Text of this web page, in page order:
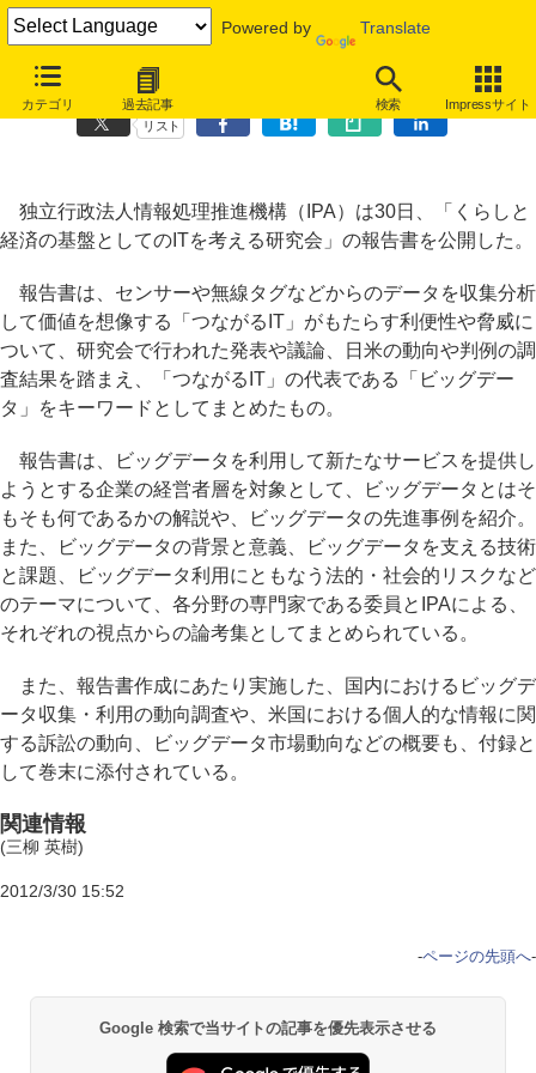
Powered by Translate
カテゴリ 過去記事 検索 Impressサイト
IPA、ビッグデータ利用を検討する経営者向けの報告書を公開
リスト
独立行政法人情報処理推進機構（IPA）は30日、「くらしと
経済の基盤としてのITを考える研究会」の報告書を公開した。
報告書は、センサーや無線タグなどからのデータを収集分析
して価値を想像する「つながるIT」がもたらす利便性や脅威に
ついて、研究会で行われた発表や議論、日米の動向や判例の調
査結果を踏まえ、「つながるIT」の代表である「ビッグデー
タ」をキーワードとしてまとめたもの。
報告書は、ビッグデータを利用して新たなサービスを提供し
ようとする企業の経営者層を対象として、ビッグデータとはそ
もそも何であるかの解説や、ビッグデータの先進事例を紹介。
また、ビッグデータの背景と意義、ビッグデータを支える技術
と課題、ビッグデータ利用にともなう法的・社会的リスクなど
のテーマについて、各分野の専門家である委員とIPAによる、
それぞれの視点からの論考集としてまとめられている。
また、報告書作成にあたり実施した、国内におけるビッグデ
ータ収集・利用の動向調査や、米国における個人的な情報に関
する訴訟の動向、ビッグデータ市場動向などの概要も、付録と
して巻末に添付されている。
関連情報
(三柳 英樹)
2012/3/30 15:52
-ページの先頭へ-
Google 検索で当サイトの記事を優先表示させる